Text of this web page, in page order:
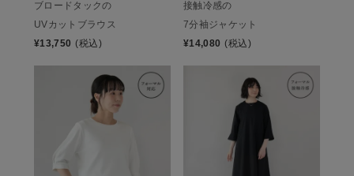
ブロードタックの
UVカットブラウス
¥13,750 (税込)
接触冷感の
7分袖ジャケット
¥14,080 (税込)